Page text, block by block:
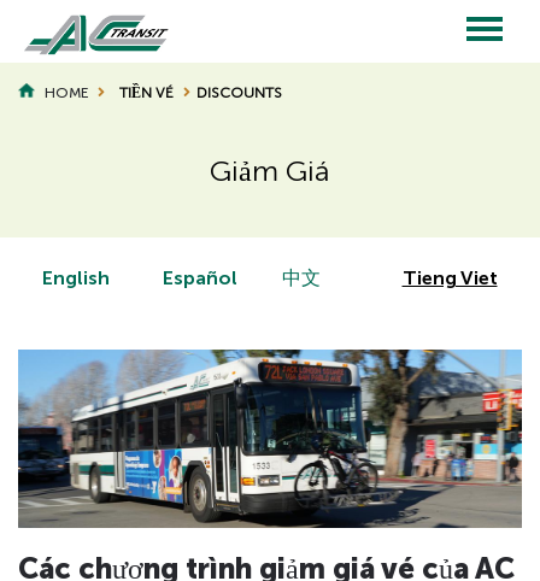
main
content
Main
navigation
BREADCRUMB
HOME TIỀN VÉ DISCOUNTS
Giảm Giá
Page
Title
Page
TitleEnglish Español 中文 Tieng Viet
Hidden
Các chương trình giảm giá vé của AC